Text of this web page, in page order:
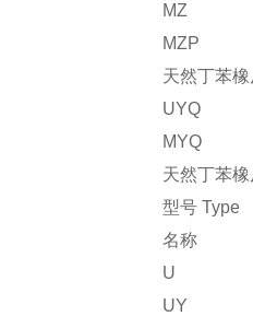
MZ
MZP
天然丁苯
UYQ
MYQ
天然丁苯
型号Type
名称
U
UY